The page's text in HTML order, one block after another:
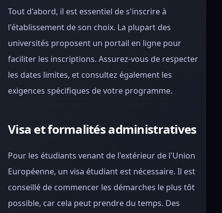
Tout d'abord, il est essentiel de s'inscrire à
l'établissement de son choix. La plupart des
universités proposent un portail en ligne pour
faciliter les inscriptions. Assurez-vous de respecter
les dates limites, et consultez également les
exigences spécifiques de votre programme.
Visa et formalités administratives
Pour les étudiants venant de l'extérieur de l'Union
Européenne, un visa étudiant est nécessaire. Il est
conseillé de commencer les démarches le plus tôt
possible, car cela peut prendre du temps. Des